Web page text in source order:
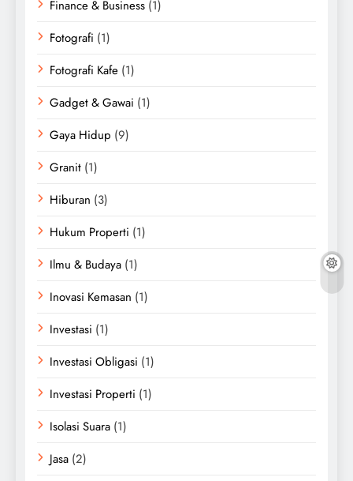
Finance & Business (1)
Fotografi (1)
Fotografi Kafe (1)
Gadget & Gawai (1)
Gaya Hidup (9)
Granit (1)
Hiburan (3)
Hukum Properti (1)
Ilmu & Budaya (1)
Inovasi Kemasan (1)
Investasi (1)
Investasi Obligasi (1)
Investasi Properti (1)
Isolasi Suara (1)
Jasa (2)